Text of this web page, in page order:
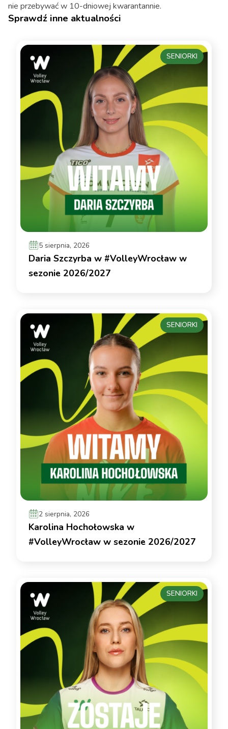
nie przebywać w 10-dniowej kwarantannie.
Sprawdź inne aktualności
5 sierpnia, 2026
Daria Szczyrba w #VolleyWrocław w
sezonie 2026/2027
SENIORKI
2 sierpnia, 2026
Karolina Hochołowska w
#VolleyWrocław w sezonie 2026/2027
SENIORKI
SENIORKI